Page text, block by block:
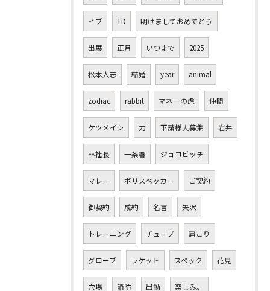
イブ TD 明けましておめでとう
出展 正月 いつまで 2025
松本人志 結婚 year animal
zodiac rabbit マネーの虎 仲間
ケツメイシ 力 下請様大募集 岩井
林社長 一条響 ジョコビッチ
マレー ボリスベッカー ご契約
御契約 成約 名言 矢沢
トレーニング チューブ 肩こり
グローブ ラケット スペック 花見
穴場 消防 出動 楽しみ。